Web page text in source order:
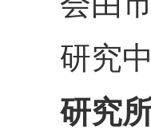
研究
研究